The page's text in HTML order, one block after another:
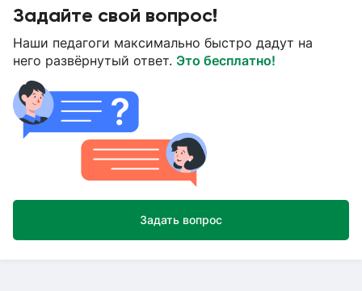
Задайте свой вопрос!
Наши педагоги максимально быстро дадут на
него развёрнутый ответ. Это бесплатно!
Задать вопрос